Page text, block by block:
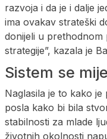
razvoja i da je i dalje
ima ovakav strateški
donijeli u prethodnom
strategije”, kazala je
Sistem se
Naglasila je to kako
posla kako bi bila
stabilnosti za mlade
životnih okolnosti